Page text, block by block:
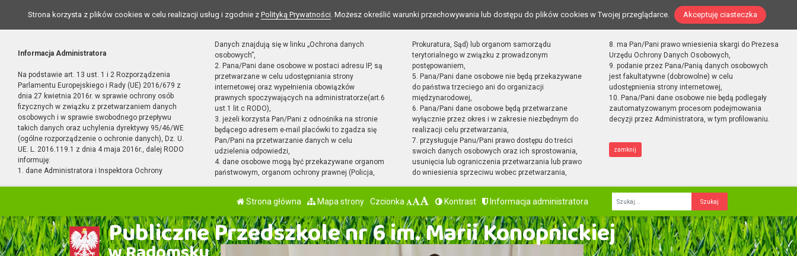
Strona korzysta z plików cookies w celu realizacji usług i zgodnie z Polityką Prywatności. Możesz określić warunki przechowywania lub dostępu do plików cookies w Twojej przeglądarce. Akceptuję ciasteczka
Informacja Administratora
Na podstawie art. 13 ust. 1 i 2 Rozporządzenia
Parlamentu Europejskiego i Rady (UE) 2016/679 z
dnia 27 kwietnia 2016r. w sprawie ochrony osób
fizycznych w związku z przetwarzaniem danych
osobowych i w sprawie swobodnego przepływu
takich danych oraz uchylenia dyrektywy 95/46/WE
(ogólne rozporządzenie o ochronie danych), Dz. U.
UE. L. 2016.119.1 z dnia 4 maja 2016r., dalej RODO
informuję:
1. dane Administratora i Inspektora Ochrony
Danych znajdują się w linku „Ochrona danych
osobowych”,
2. Pana/Pani dane osobowe w postaci adresu IP, są
przetwarzane w celu udostępniania strony
internetowej oraz wypełnienia obowiązków
prawnych spoczywających na administratorze(art.6
ust.1 lit.c RODO),
3. jeżeli korzysta Pan/Pani z odnośnika na stronie
będącego adresem e-mail placówki to zgadza się
Pan/Pani na przetwarzanie danych w celu
udzielenia odpowiedzi,
4. dane osobowe mogą być przekazywane organom
państwowym, organom ochrony prawnej (Policja,
Prokuratura, Sąd) lub organom samorządu
terytorialnego w związku z prowadzonym
postępowaniem,
5. Pana/Pani dane osobowe nie będą przekazywane
do państwa trzeciego ani do organizacji
międzynarodowej,
6. Pana/Pani dane osobowe będą przetwarzane
wyłącznie przez okres i w zakresie niezbędnym do
realizacji celu przetwarzania,
7. przysługuje Panu/Pani prawo dostępu do treści
swoich danych osobowych oraz ich sprostowania,
usunięcia lub ograniczenia przetwarzania lub prawo
do wniesienia sprzeciwu wobec przetwarzania,
8. ma Pan/Pani prawo wniesienia skargi do Prezesa
Urzędu Ochrony Danych Osobowych,
9. podanie przez Pana/Panią danych osobowych
jest fakultatywne (dobrowolne) w celu
udostępnienia strony internetowej,
10. Pana/Pani dane osobowe nie będą podlegały
zautomatyzowanym procesom podejmowania
decyzji przez Administratora, w tym profilowaniu.
zamknij
Strona główna Mapa strony Czcionka Kontrast Informacja administratora
Fraza
Publiczne Przedszkole nr 6 im. Marii Konopnickiej